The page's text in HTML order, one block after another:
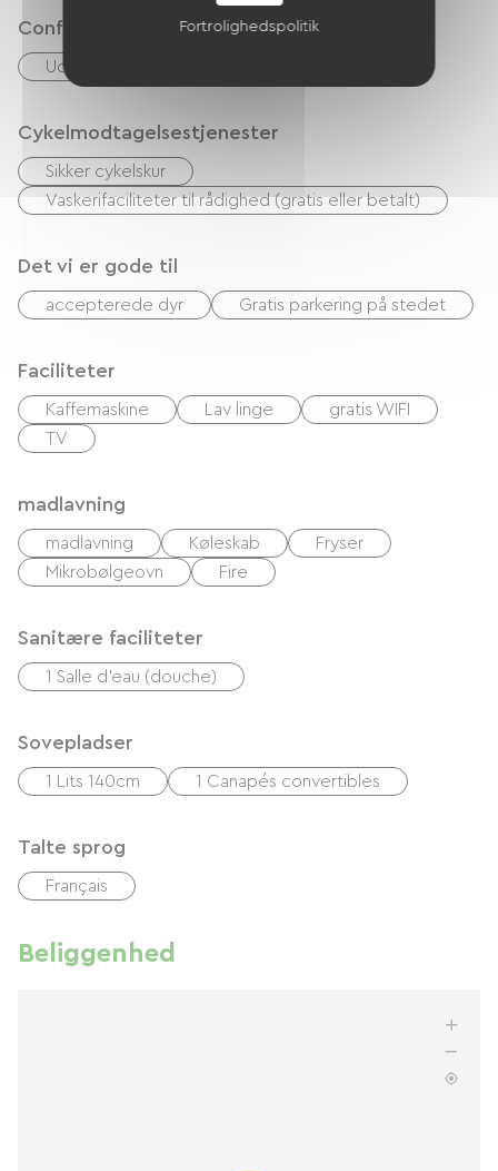
Confort
Udendørs spiseplads
Cykelmodtagelsestjenester
Sikker cykelskur
Vaskerifaciliteter til rådighed (gratis eller betalt)
Det vi er gode til
accepterede dyr Gratis parkering på stedet
Faciliteter
Kaffemaskine Lav linge
gratis WIFI
TV
madlavning
madlavning Køleskab
Fryser
Mikrobølgeovn
Fire
Sanitære faciliteter
1 Salle d'eau (douche)
Sovepladser
1 Lits 140cm 1 Canapés convertibles
Talte sprog
Français
Beliggenhed
Fortrolighedspolitik